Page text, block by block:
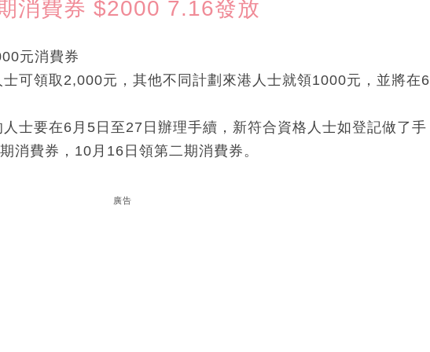
消費券 $2000 7.16發放
元消費券
可領取2,000元，其他不同計劃來港人士就領1000元，並將在6
士要在6月5日至27日辦理手續，新符合資格人士如登記做了手
消費券，10月16日領第二期消費券。
廣告